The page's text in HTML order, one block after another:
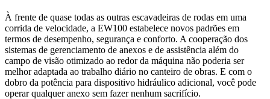
À frente de quase todas as outras escavadeiras de rodas em uma
corrida de velocidade, a EW100 estabelece novos padrões em
termos de desempenho, segurança e conforto. A cooperação dos
sistemas de gerenciamento de anexos e de assistência além do
campo de visão otimizado ao redor da máquina não poderia ser
melhor adaptada ao trabalho diário no canteiro de obras. E com o
dobro da potência para dispositivo hidráulico adicional, você pode
operar qualquer anexo sem fazer nenhum sacrifício.